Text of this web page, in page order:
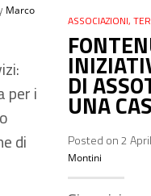
Marco
per i
di
ASSOCIAZIONI,
DI
UNA
Posted on 2
Montini